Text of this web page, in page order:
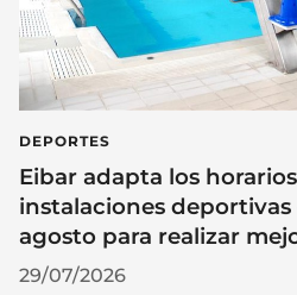
DEPORTES
Eibar adapta los
instalaciones
agosto para realizar
29/07/2026